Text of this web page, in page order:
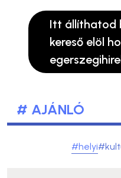
Itt állíthatod
kereső elöl
# AJÁNLÓ
#helyi